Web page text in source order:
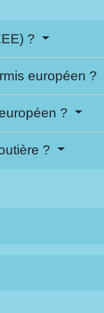
?
européen ?
?
?